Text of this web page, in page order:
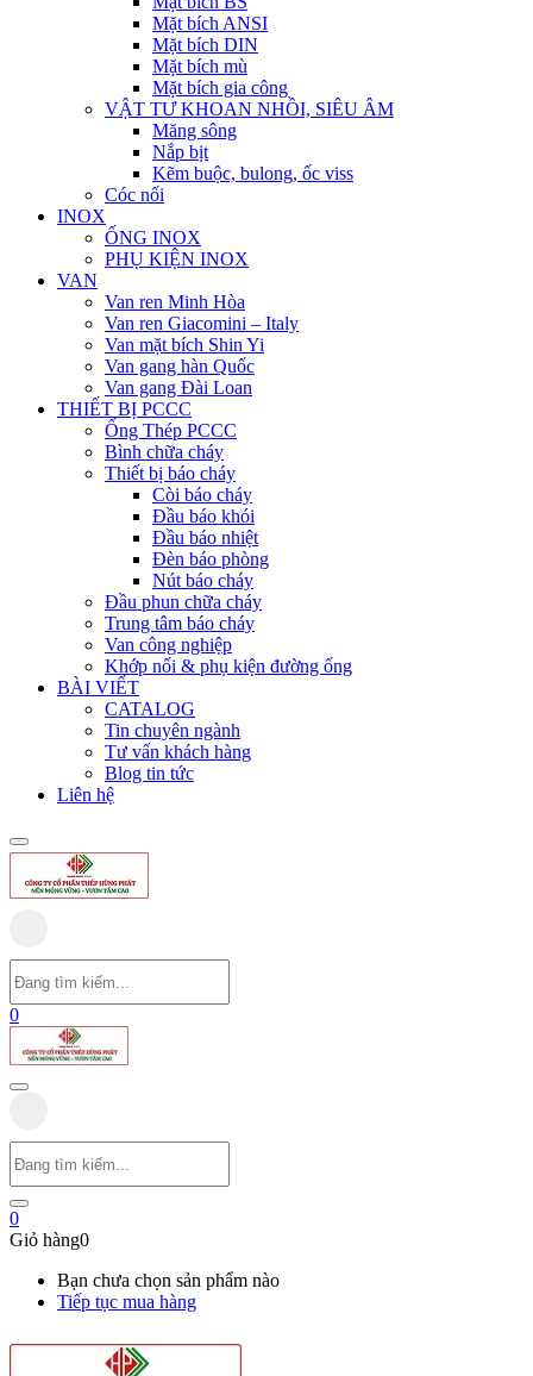
Mặt bích ANSI
Mặt bích DIN
Mặt bích mù
Mặt bích gia công
VẬT TƯ KHOAN NHỒI, SIÊU ÂM
Măng sông
Nắp bịt
Kẽm buộc, bulong, ốc viss
Cóc nối
INOX
ỐNG INOX
PHỤ KIỆN INOX
VAN
Van ren Minh Hòa
Van ren Giacomini – Italy
Van mặt bích Shin Yi
Van gang hàn Quốc
Van gang Đài Loan
THIẾT BỊ PCCC
Ống Thép PCCC
Bình chữa cháy
Thiết bị báo cháy
Còi báo cháy
Đầu báo khói
Đầu báo nhiệt
Đèn báo phòng
Nút báo cháy
Đầu phun chữa cháy
Trung tâm báo cháy
Van công nghiệp
Khớp nối & phụ kiện đường ống
BÀI VIẾT
CATALOG
Tin chuyên ngành
Tư vấn khách hàng
Blog tin tức
Liên hệ
0
0
Giỏ hàng0
Bạn chưa chọn sản phẩm nào
Tiếp tục mua hàng